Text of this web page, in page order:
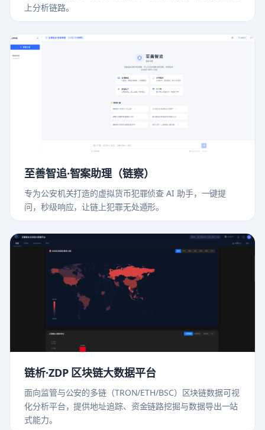
上分析链路。
至善智追·智案助理（链察）
专为公安机关打造的虚拟货币犯罪侦查 AI 助手，一键提
问，秒级响应，让链上犯罪无处遁形。
链析·ZDP 区块链大数据平台
面向监管与公安的多链（TRON/ETH/BSC）区块链数据可视
化分析平台，提供地址追踪、资金链路挖掘与数据导出一站
式能力。